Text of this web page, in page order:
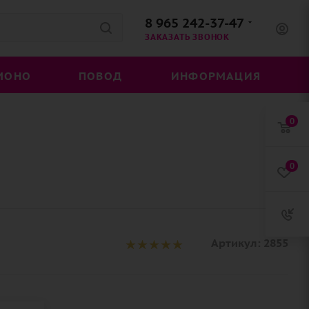
8 965 242-37-47
ЗАКАЗАТЬ ЗВОНОК
ПОВОД ИНФОРМАЦИЯ
0
0